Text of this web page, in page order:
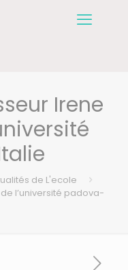
Irene
de L'ecole
de l’université padova-